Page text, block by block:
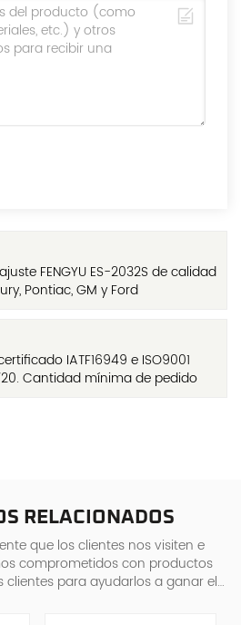
FENGYU ES-2032S de calidad
Pontiac, GM y Ford
IATF16949 e ISO9001
Cantidad mínima de pedido
RELACIONADOS
que los clientes nos visiten e
comprometidos con productos
clientes para ayudarlos a ganar el